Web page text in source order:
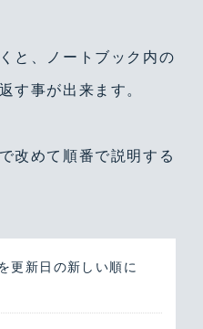
と、ノートブック内の
す事が出来ます。
改めて順番で説明する
更新日の新しい順に